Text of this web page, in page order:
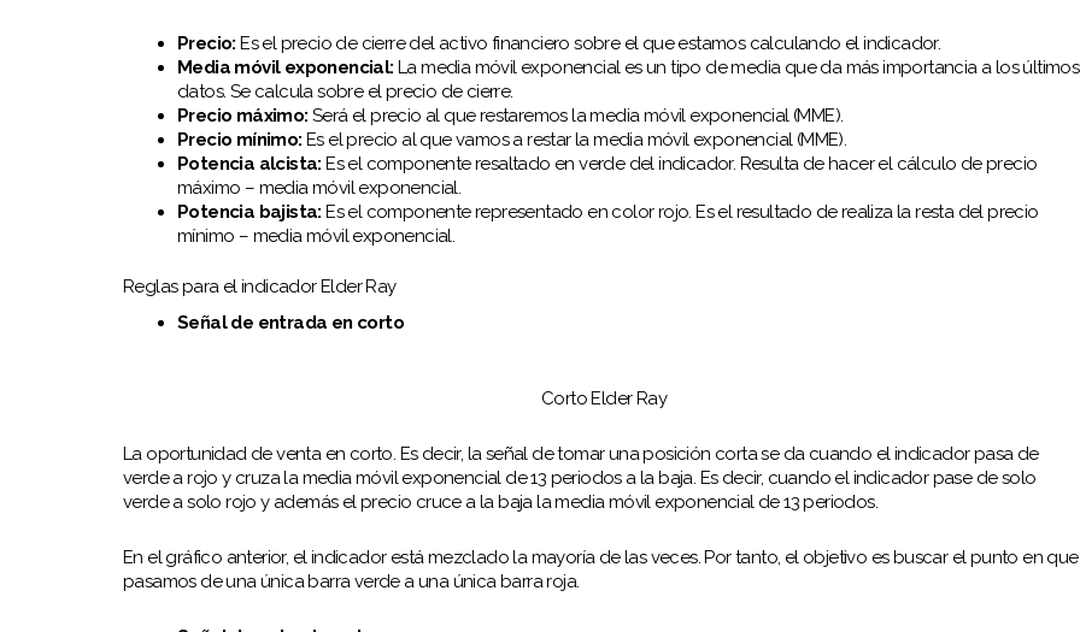
Precio: Es el precio de cierre del activo financiero sobre el que estamos calculando el indicador.
Media móvil exponencial: La media móvil exponencial es un tipo de media que da más importancia a los últimos
datos. Se calcula sobre el precio de cierre.
Precio máximo: Será el precio al que restaremos la media móvil exponencial (MME).
Precio mínimo: Es el precio al que vamos a restar la media móvil exponencial (MME).
Potencia alcista:Es el componente resaltado en verde del indicador. Resulta de hacer el cálculo de precio
máximo – media móvil exponencial.
Potencia bajista:Es el componente representado en color rojo. Es el resultado de realiza la resta del precio
mínimo – media móvil exponencial.
Reglas para el indicador Elder Ray
Señal de entrada en corto
Corto Elder Ray
La oportunidad de venta en corto. Es decir, la señal de tomar una posición corta se da cuando el indicador pasa de
verde a rojo y cruza la media móvil exponencial de 13 periodos a la baja. Es decir, cuando el indicador pase de solo
verde a solo rojo y además el precio cruce a la baja la media móvil exponencial de 13 periodos.
En el gráfico anterior, el indicador está mezclado la mayoría de las veces. Por tanto, el objetivo es buscar el punto en que
pasamos de una única barra verde a una única barra roja.